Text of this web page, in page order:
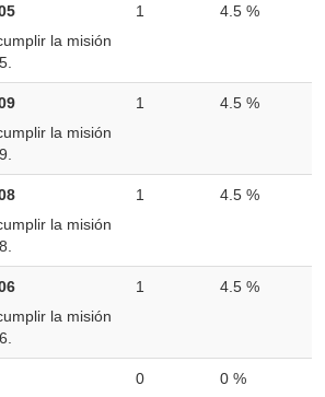
la misión
1 4.5 %
la misión
1 4.5 %
la misión
1 4.5 %
la misión
1 4.5 %
0 0 %